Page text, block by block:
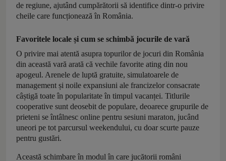
de regiune, ajutând cumpărătorii să identifice dintr-o privire
cheile care funcționează în România.
Favoritele locale și cum se schimbă jocurile de vară
O privire mai atentă asupra topurilor de jocuri din România
din această vară arată că vechile favorite ating din nou
apogeul. Arenele de luptă gratuite, simulatoarele de
management și noile expansiuni ale francizelor consacrate
câștigă toate în popularitate în timpul vacanței. Titlurile
cooperative sunt deosebit de populare, deoarece grupurile de
prieteni se întâlnesc online pentru sesiuni maraton, jucând
uneori pe tot parcursul weekendului, cu doar scurte pauze
pentru gustări.
Această schimbare în modul în care jucătorii români